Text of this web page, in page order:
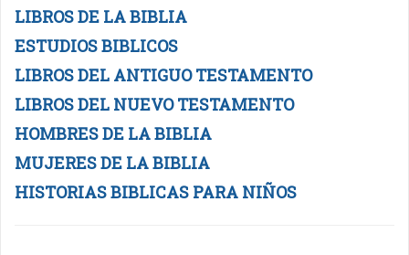
LIBROS DE LA BIBLIA
ESTUDIOS BIBLICOS
LIBROS DEL ANTIGUO TESTAMENTO
LIBROS DEL NUEVO TESTAMENTO
HOMBRES DE LA BIBLIA
MUJERES DE LA BIBLIA
HISTORIAS BIBLICAS PARA NIÑOS